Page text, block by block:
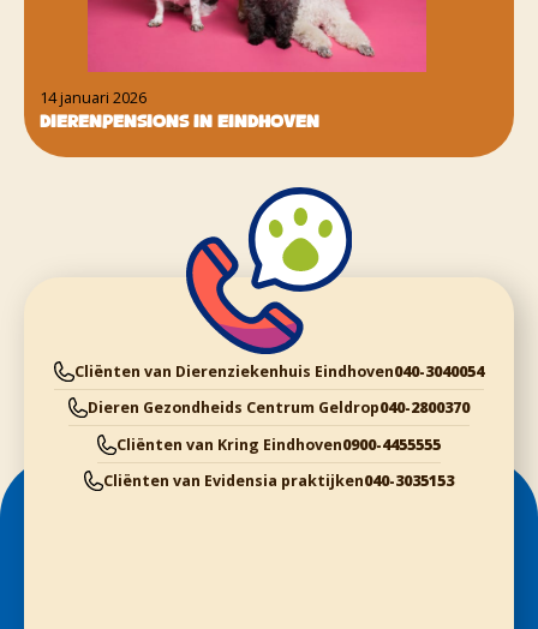
14 januari 2026
Dierenpensions in Eindhoven
Cliënten van Dierenziekenhuis Eindhoven040-3040054
Dieren Gezondheids Centrum Geldrop040-2800370
Cliënten van Kring Eindhoven0900-4455555
Cliënten van Evidensia praktijken040-3035153